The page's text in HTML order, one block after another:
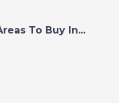
To Buy In...